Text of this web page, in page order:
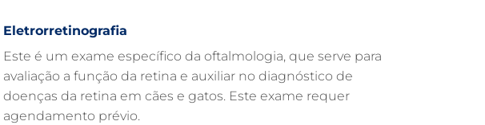
EMERGÊNCIA VETERINÁRIA EM
GUARULHOS
Eletrorretinografia
Este é um exame específico da oftalmologia, que serve para
avaliação a função da retina e auxiliar no diagnóstico de
doenças da retina em cães e gatos. Este exame requer
agendamento prévio.